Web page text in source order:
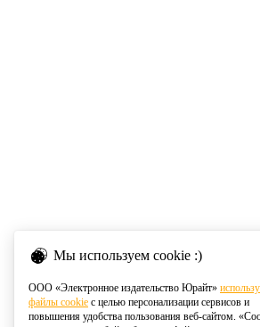
Мы используем cookie :)
ООО «Электронное издательство Юрайт»
файлы cookie с целью персонализации сервисов и
повышения удобства пользования веб-сайтом.